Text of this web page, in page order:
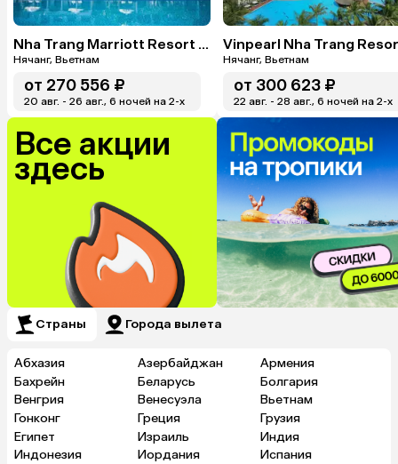
Nha Trang Marriott Resort & Spa, Hon Tre Island
Нячанг, Вьетнам
от 270 556 ₽
20 авг. - 26 авг., 6 ночей на 2-x
Vinpearl Nha Trang
Нячанг, Вьетнам
от 300 623 ₽
22 авг. - 28 авг., 6 ночей на 2-x
Все акции
здесь
Страны Города вылета
Абхазия Азербайджан
Армения
Бахрейн
Беларусь
Болгария
Венгрия
Венесуэла
Вьетнам
Гонконг
Греция
Грузия
Египет
Израиль
Индия
Индонезия
Иордания
Испания